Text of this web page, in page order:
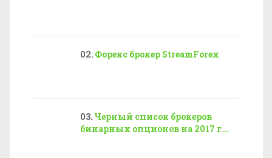
Форекс брокер StreamForex
Черный список брокеров
бинарных опционов на 2017 г...